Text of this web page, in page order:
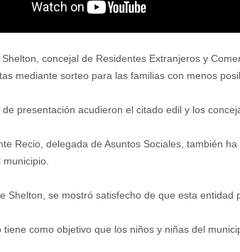
Shelton, concejal de Residentes Extranjeros y
mediante sorteo para las familias con menos
de presentación acudieron el citado edil y los
Recio, delegada de Asuntos Sociales, también
Shelton, se mostró satisfecho de que esta
tiene como objetivo que los niños y niñas del